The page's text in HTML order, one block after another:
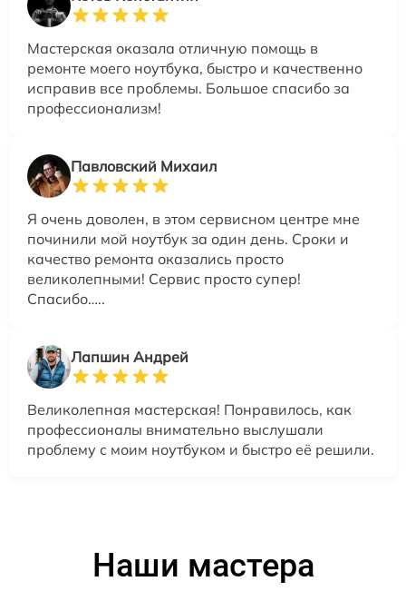
Мастерская оказала отличную помощь в
ремонте моего ноутбука, быстро и качественно
исправив все проблемы. Большое спасибо за
профессионализм!
Павловский Михаил
Я очень доволен, в этом сервисном центре мне
починили мой ноутбук за один день. Сроки и
качество ремонта оказались просто
великолепными! Сервис просто супер!
Спасибо…..
Лапшин Андрей
Великолепная мастерская! Понравилось, как
профессионалы внимательно выслушали
проблему с моим ноутбуком и быстро её решили.
Наши мастера